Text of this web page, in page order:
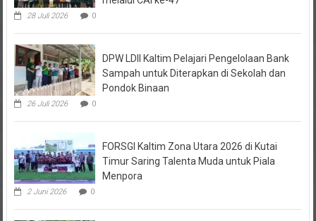
Sampah untuk Diterapkan di Sekolah dan
Pondok Binaan
26 Juli 2026 0
Timur Saring Talenta Muda untuk Piala
Menpora
2 Juni 2026 0